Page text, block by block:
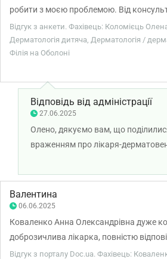
робити з моєю проблемою. Від
величезне задоволення.
Відгук з анкети. Фахівець: Коломієць
Дерматологія дитяча, Дерматологія /
Філія на Оболоні
Відповідь від адміністрації
27.06.2025
Олено, дякуємо вам, що
враженням про лікаря-
Валентина
06.06.2025
Коваленко Анна Олександрівна дуже
доброзичлива лікарка, повністю
сподобалось.
Відгук з порталу Doc.ua. Фахівець: